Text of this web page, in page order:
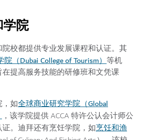
院
校都提供专业发展课程和认证。其
（Dubai College of Tourism）等机
提高服务技能的研修班和文凭课
如全球商业研究学院（Global
，该学院提供 ACCA 特许公认会计师公
。迪拜还有烹饪学院，如烹饪和渔